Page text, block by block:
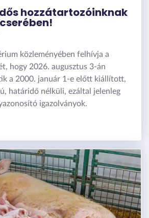
hozzátartozóinknak
közleményében felhívja a
hogy 2026. augusztus 3-án
a 2000. január 1-e előtt kiállított,
határidő nélküli, ezáltal jelenleg
igazolványok.